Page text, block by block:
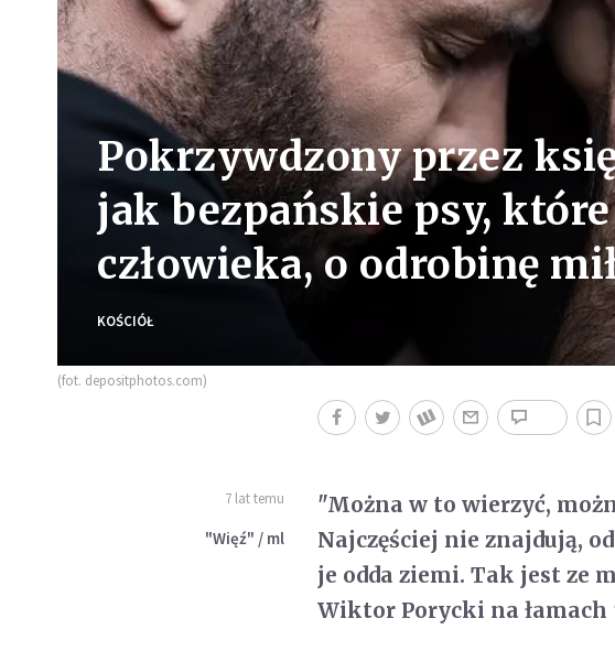
Pokrzywdzony przez
jak bezpańskie psy,
człowieka, o odrobinę
KOŚCIÓŁ
(fot. depositphotos.com)
7 lat temu
"Więź" / ml
"Można w to wierzyć,
Najczęściej nie znajdują,
je odda ziemi. Tak jest ze
Wiktor Porycki na łamach